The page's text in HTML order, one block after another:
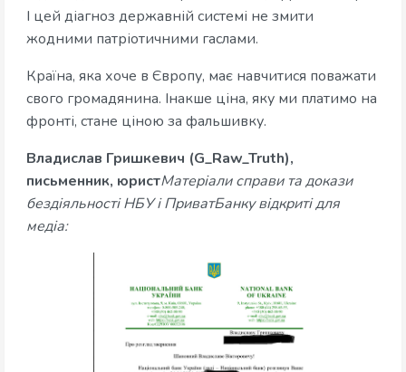
І цей діагноз державній системі не змити
жодними патріотичними гаслами.
Країна, яка хоче в Європу, має навчитися поважати
свого громадянина. Інакше ціна, яку ми платимо на
фронті, стане ціною за фальшивку.
Владислав Гришкевич (G_Raw_Truth),
письменник, юристМатеріали справи та докази
бездіяльності НБУ і ПриватБанку відкриті для
медіа: